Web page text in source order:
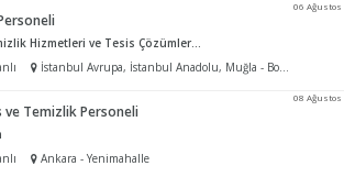
06 Ağustos
Rainer Temizlik Hizmetleri ve Tesis Çözümleri Ltd Şti
İstanbul Avrupa, İstanbul Anadolu, Muğla - Bodrum
08 Ağustos
ve Temizlik Personeli
Ankara - Yenimahalle